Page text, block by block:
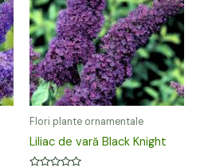
Flori plante ornamentale
Liliac de vară Black Knight
69,00 lei.